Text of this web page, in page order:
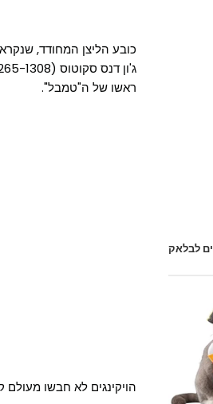
ראשו של ה"טמבל".
הויקינגים לא חבשו מעולם
לבלאק